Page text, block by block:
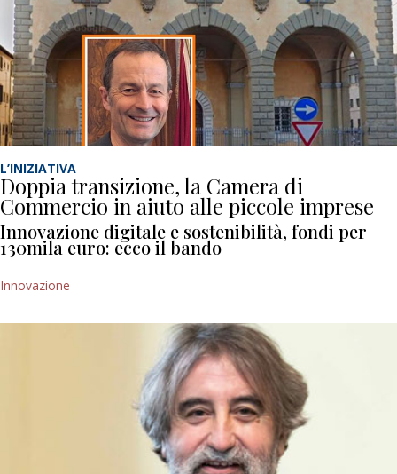
L’INIZIATIVA
Doppia transizione, la Camera di
Commercio in aiuto alle piccole imprese
Innovazione digitale e sostenibilità, fondi per
130mila euro: ecco il bando
Innovazione